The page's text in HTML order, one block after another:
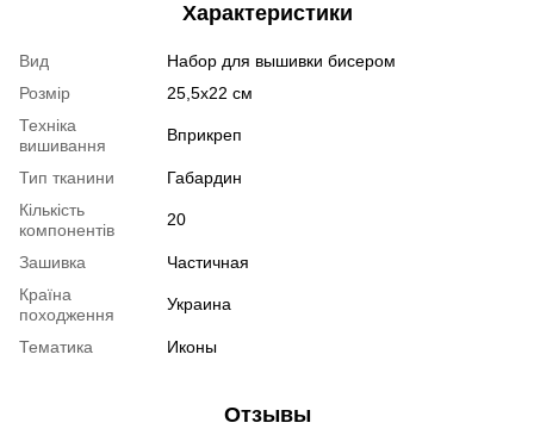
Характеристики
Вид
Набор для вышивки бисером
Розмір
25,5х22 см
Техніка
вишивання
Вприкреп
Тип тканини
Габардин
Кількість
компонентів
20
Зашивка
Частичная
Країна
походження
Украина
Тематика Иконы
Отзывы